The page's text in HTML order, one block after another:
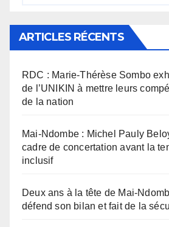
ARTICLES RÉCENTS
RDC : Marie-Thérèse Sombo
de l’UNIKIN à mettre leurs
de la nation
Mai-Ndombe : Michel Pauly
cadre de concertation avant la
inclusif
Deux ans à la tête de Mai-
défend son bilan et fait de la